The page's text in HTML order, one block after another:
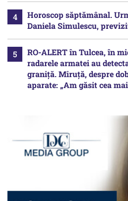
Horoscop săptămânal.
Daniela Simulescu,
RO-ALERT în Tulcea, în
radarele armatei au
graniță. Miruță, despre
aparate: „Am găsit cea